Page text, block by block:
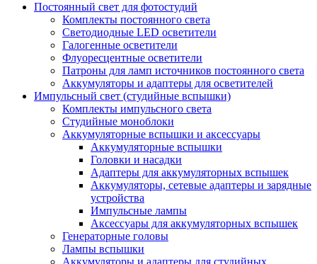
Постоянный свет для фотостудий
Комплекты постоянного света
Светодиодные LED осветители
Галогенные осветители
Флуоресцентные осветители
Патроны для ламп источников постоянного света
Аккумуляторы и адаптеры для осветителей
Импульсный свет (студийные вспышки)
Комплекты импульсного света
Студийные моноблоки
Аккумуляторные вспышки и аксессуары
Аккумуляторные вспышки
Головки и насадки
Адаптеры для аккумуляторных вспышек
Аккумуляторы, сетевые адаптеры и зарядные
устройства
Импульсные лампы
Аксессуары для аккумуляторных вспышек
Генераторные головы
Лампы вспышки
Аккумуляторы и адаптеры для студийных